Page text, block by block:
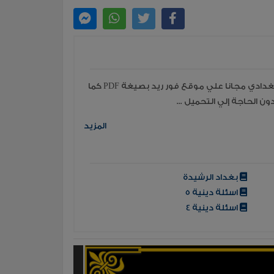
قراءة جميع مؤلفات وكتب الكاتب المهتدي البغدادي مجانا علي موقع فور ريد بصيغة PDF كما
الحاجة إلي التحميل ...
المزيد
بغداد الرشيدة
اسئلة دينية 5
اسئلة دينية 4